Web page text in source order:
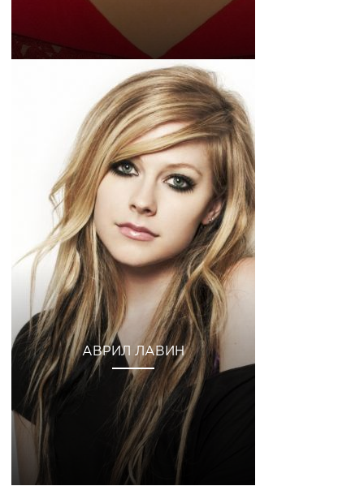
АВРИЛ ЛАВИН